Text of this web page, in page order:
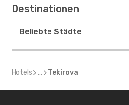
Destinationen
Beliebte Städte
Hotels ... Tekirova